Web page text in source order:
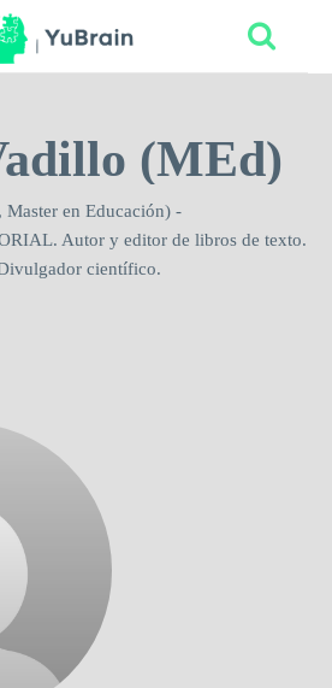
(MEd)
en Educación) -
Autor y editor de libros de texto.
científico.